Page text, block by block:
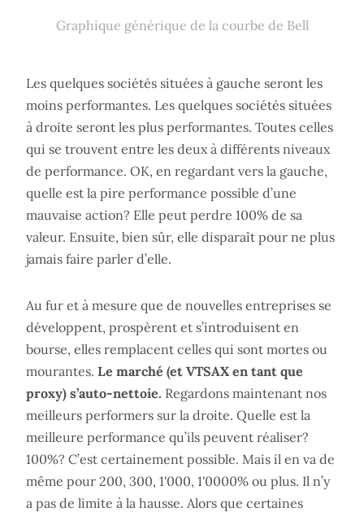
Graphique générique de la courbe de Bell
Les quelques sociétés situées à gauche seront les
moins performantes. Les quelques sociétés situées
à droite seront les plus performantes. Toutes celles
qui se trouvent entre les deux à différents niveaux
de performance. OK, en regardant vers la gauche,
quelle est la pire performance possible d’une
mauvaise action? Elle peut perdre 100% de sa
valeur. Ensuite, bien sûr, elle disparaît pour ne plus
jamais faire parler d’elle.
Au fur et à mesure que de nouvelles entreprises se
développent, prospèrent et s’introduisent en
bourse, elles remplacent celles qui sont mortes ou
mourantes. Le marché (et VTSAX en tant que
proxy) s’auto-nettoie. Regardons maintenant nos
meilleurs performers sur la droite. Quelle est la
meilleure performance qu’ils peuvent réaliser?
100%? C’est certainement possible. Mais il en va de
même pour 200, 300, 1'000, 1'0000% ou plus. Il n’y
a pas de limite à la hausse. Alors que certaines